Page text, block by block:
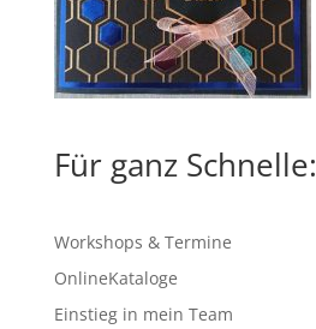
Für ganz Schnelle:
Workshops & Termine
OnlineKataloge
Einstieg in mein Team